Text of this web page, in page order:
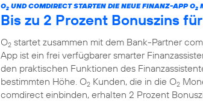
O2 UND COMDIRECT STARTEN DIE NEUE FINANZ-APP O2
Bis zu 2 Prozent Bonuszins
O2 startet zusammen mit dem Bank-Partner
App ist ein frei verfügbarer smarter
den praktischen Funktionen des
bestimmten Höhe. O2 Kunden, die in die O2
comdirect einbinden, erhalten 2 Prozent